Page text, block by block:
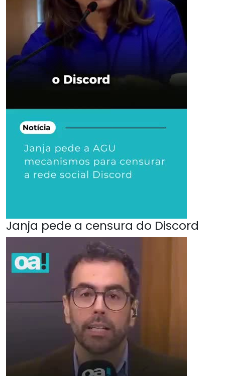
Janja pede a censura do Discord